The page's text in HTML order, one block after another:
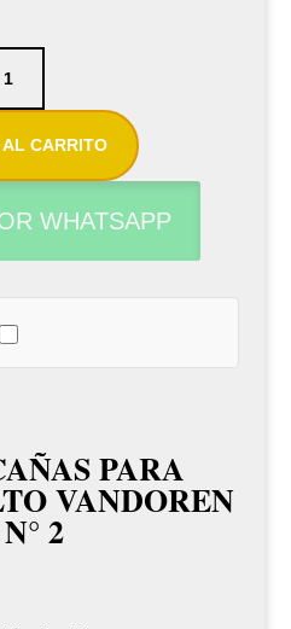
CARRITO
WHATSAPP
PARA
VANDOREN
2